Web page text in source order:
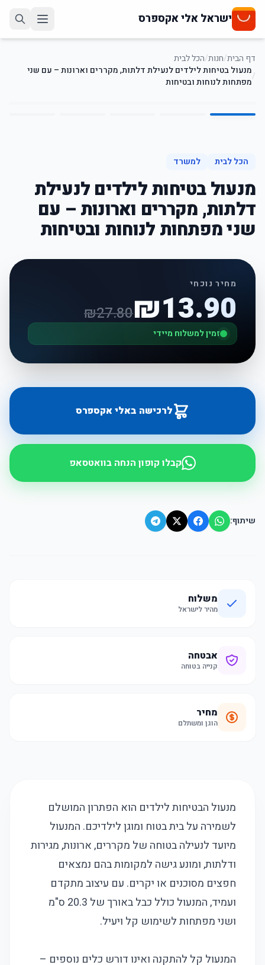
ישראל אלי אקספרס
דף הבית/חנות/הכל לבית
/מנעול בטיחות לילדים לנעילת דלתות, מקררים וארונות – עם שני
מפתחות לנוחות ובטיחות
הכל לבית למשרד
מנעול בטיחות לילדים לנעילת
דלתות, מקררים וארונות – עם
שני מפתחות לנוחות ובטיחות
מחיר נוכחי
₪13.90
₪27.80
זמין למשלוח מיידי
לרכישה באלי אקספרס
קבלו קופון הנחה בוואטסאפ
שיתוף:
משלוח
מהיר לישראל
אבטחה
קנייה בטוחה
מחיר
הוגן ומשתלם
מנעול הבטיחות לילדים הוא הפתרון המושלם
לשמירה על בית בטוח ומוגן לילדיכם. המנעול
מיועד לנעילה בטוחה של מקררים, ארונות, מגירות
ודלתות, ומונע גישה למקומות בהם נמצאים
חפצים מסוכנים או יקרים. עם עיצוב מתקדם
ועמיד, המנעול כולל כבל באורך של 20.3 ס"מ
ושני מפתחות לשימוש קל ויעיל.
המנעול קל להתקנה ואינו דורש כלים נוספים –